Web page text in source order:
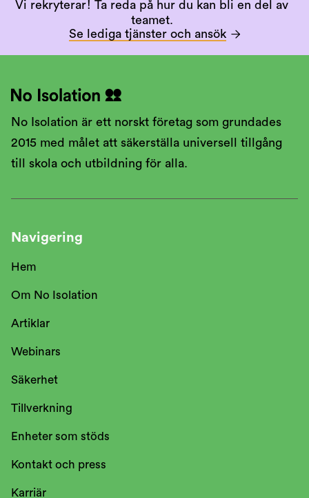
Vi rekryterar! Ta reda på hur du kan bli en del av
teamet.
Se lediga tjänster och ansök 
No Isolation är ett norskt företag som grundades
2015 med målet att säkerställa universell tillgång
till skola och utbildning för alla.
Navigering
Hem
Om No Isolation
Artiklar
Webinars
Säkerhet
Tillverkning
Enheter som stöds
Kontakt och press
Karriär